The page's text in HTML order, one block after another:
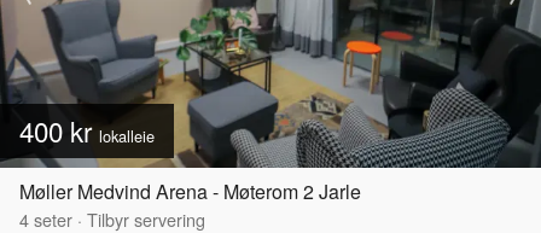
400 kr lokalleie
Møller Medvind Arena - Møterom 2 Jarle
4seter · Tilbyr servering